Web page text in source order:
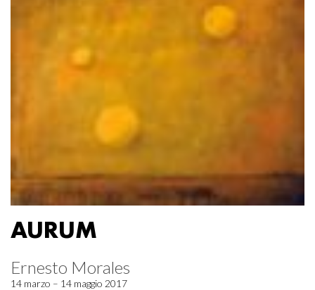
AURUM
Ernesto Morales
14 marzo – 14 maggio 2017